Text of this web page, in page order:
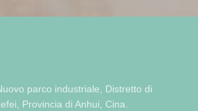
parco industriale, Distretto di
Provincia di Anhui, Cina.